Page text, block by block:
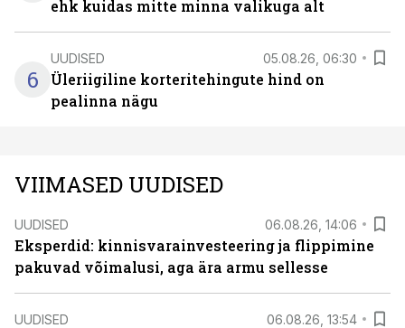
ehk kuidas mitte minna valikuga alt
6
UUDISED 05.08.26, 06:30
Üleriigiline korteritehingute hind on
pealinna nägu
VIIMASED UUDISED
UUDISED 06.08.26, 14:06
Eksperdid: kinnisvarainvesteering ja flippimine
pakuvad võimalusi, aga ära armu sellesse
UUDISED 06.08.26, 13:54